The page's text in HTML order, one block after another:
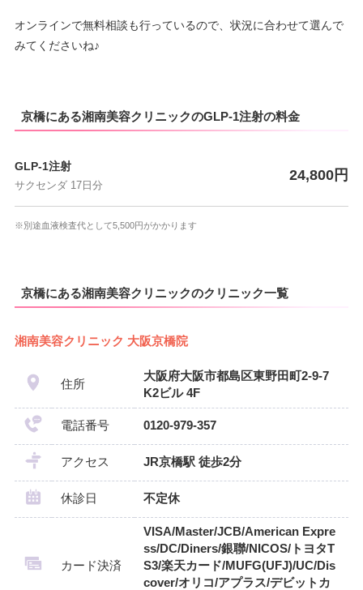
オンラインで無料相談も行っているので、状況に合わせて選んで
みてくださいね♪
京橋にある湘南美容クリニックのGLP-1注射の料金
GLP-1注射
サクセンダ 17日分
24,800円
※別途血液検査代として5,500円がかかります
京橋にある湘南美容クリニックのクリニック一覧
湘南美容クリニック 大阪京橋院
住所
大阪府大阪市都島区東野田町2-9-7
K2ビル 4F
電話番号 0120-979-357
アクセス JR京橋駅 徒歩2分
休診日 不定休
カード決済
VISA/Master/JCB/American Expre
ss/DC/Diners/銀聯/NICOS/トヨタT
S3/楽天カード/MUFG(UFJ)/UC/Dis
cover/オリコ/アプラス/デビットカ